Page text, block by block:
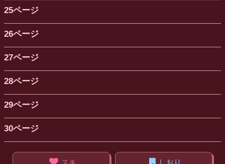
25ページ
26ページ
27ページ
28ページ
29ページ
30ページ
スキ しおり